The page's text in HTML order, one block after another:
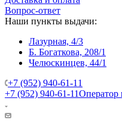
Вопрос-ответ
Наши пункты выдачи:
Лазурная, 4/3
Б. Богаткова, 208/1
Челюскинцев, 44/1
+7 (952) 940-61-11
+7 (952) 940-61-11Оператор